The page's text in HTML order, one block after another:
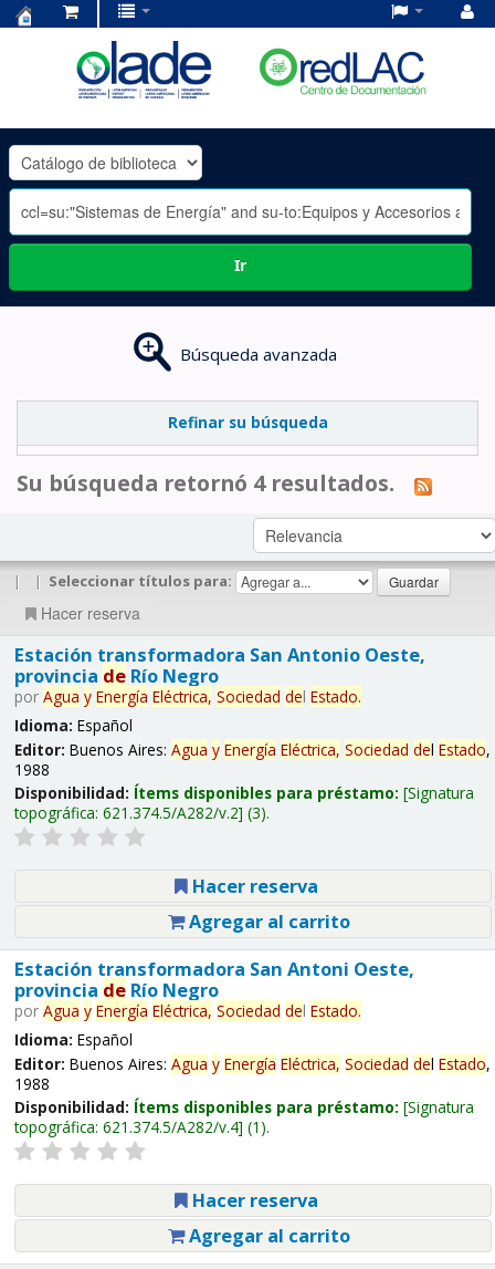
OLADE
-
Ir
Búsqueda avanzada
Refinar su búsqueda
Su búsqueda retornó 4 resultados.
| | Seleccionar títulos para:
Hacer reserva
Estación transformadora San Antonio Oeste,
provincia deRío Negro
por Agua y Energía Eléctrica, Sociedad del Estado.
Idioma: Español
Editor: Buenos Aires: Agua y Energía Eléctrica, Sociedad del Estado,
1988
Disponibilidad: Ítems disponibles para préstamo: Signatura
topográfica: 621.374.5/A282/v.2 (3).
Hacer reserva
Agregar al carrito
Estación transformadora San Antoni Oeste,
provincia deRío Negro
por Agua y Energía Eléctrica, Sociedad del Estado.
Idioma: Español
Editor: Buenos Aires: Agua y Energía Eléctrica, Sociedad del Estado,
1988
Disponibilidad: Ítems disponibles para préstamo: Signatura
topográfica: 621.374.5/A282/v.4 (1).
Hacer reserva
Agregar al carrito